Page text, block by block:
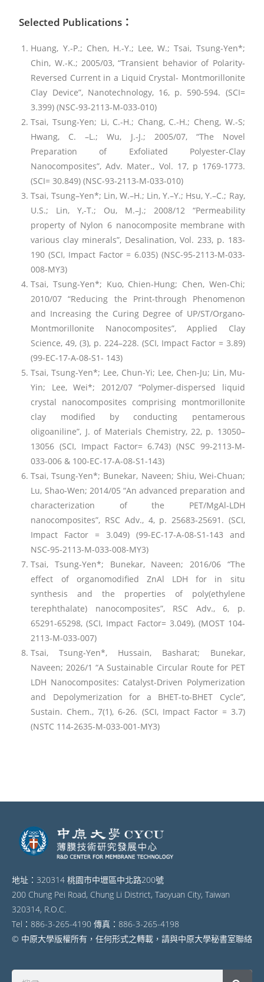
Selected Publications ：
Huang, Y.-P.; Chen, H.-Y.; Lee, W.; Tsai, Tsung-Yen*;
Chin, W.-K.; 2005/03, “Transient behavior of Polarity-
Reversed Current in a Liquid Crystal- Montmorillonite
Clay Device”, Nanotechnology, 16, p. 590-594. (SCI=
3.399) (NSC-93-2113-M-033-010)
Tsai, Tsung-Yen; Li, C.-H.; Chang, C.-H.; Cheng, W.-S;
Hwang, C. –L.; Wu, J.-J.; 2005/07, “The Novel
Preparation of Exfoliated Polyester-Clay
Nanocomposites”, Adv. Mater., Vol. 17, p 1769-1773.
(SCI= 30.849) (NSC-93-2113-M-033-010)
Tsai, Tsung–Yen*; Lin, W.–H.; Lin, Y.–Y.; Hsu, Y.–C.; Ray,
U.S.; Lin, Y,-T.; Ou, M.–J.; 2008/12 “Permeability
property of Nylon 6 nanocomposite membrane with
various clay minerals”, Desalination, Vol. 233, p. 183-
190 (SCI, Impact Factor = 6.035) (NSC-95-2113-M-033-
008-MY3)
Tsai, Tsung-Yen*; Kuo, Chien-Hung; Chen, Wen-Chi;
2010/07 “Reducing the Print-through Phenomenon
and Increasing the Curing Degree of UP/ST/Organo-
Montmorillonite Nanocomposites”, Applied Clay
Science, 49, (3), p. 224–228. (SCI, Impact Factor = 3.89)
(99-EC-17-A-08-S1- 143)
Tsai, Tsung-Yen*; Lee, Chun-Yi; Lee, Chen-Ju; Lin, Mu-
Yin; Lee, Wei*; 2012/07 “Polymer-dispersed liquid
crystal nanocomposites comprising montmorillonite
clay modified by conducting pentamerous
oligoaniline”, J. of Materials Chemistry, 22, p. 13050–
13056 (SCI, Impact Factor= 6.743) (NSC 99-2113-M-
033-006 & 100-EC-17-A-08-S1-143)
Tsai, Tsung-Yen*; Bunekar, Naveen; Shiu, Wei-Chuan;
Lu, Shao-Wen; 2014/05 “An advanced preparation and
characterization of the PET/MgAl-LDH
nanocomposites”, RSC Adv., 4, p. 25683-25691. (SCI,
Impact Factor = 3.049) (99-EC-17-A-08-S1-143 and
NSC-95-2113-M-033-008-MY3)
Tsai, Tsung-Yen*; Bunekar, Naveen; 2016/06 “The
effect of organomodified ZnAl LDH for in situ
synthesis and the properties of poly(ethylene
terephthalate) nanocomposites”, RSC Adv., 6, p.
65291-65298, (SCI, Impact Factor= 3.049), (MOST 104-
2113-M-033-007)
Tsai, Tsung-Yen*, Hussain, Basharat; Bunekar,
Naveen; 2026/1 “A Sustainable Circular Route for PET
LDH Nanocomposites: Catalyst-Driven Polymerization
and Depolymerization for a BHET-to-BHET Cycle”,
Sustain. Chem., 7(1), 6-26. (SCI, Impact Factor = 3.7)
(NSTC 114-2635-M-033-001-MY3)
地址：320314 桃園市中壢區中北路200號
200 Chung Pei Road, Chung Li District, Taoyuan City, Taiwan
320314, R.O.C.
Tel：886-3-265-4190 傳真：886-3-265-4198
© 中原大學版權所有，任何形式之轉載，請與中原大學秘書室聯絡